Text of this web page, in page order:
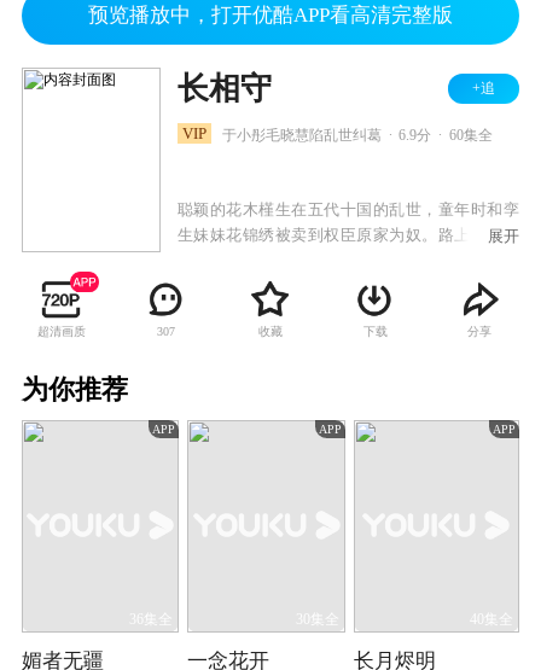
预览播放中，打开优酷APP看高清完整版
长相守 +追
VIP 于小彤毛晓慧陷乱世纠葛 6.9分 60集全
聪颖的花木槿生在五代十国的乱世，童年时和孪
生妹妹花锦绣被卖到权臣原家为奴。路上与同行
兰，发誓相互照应。为了在危机四伏的原家生存
下去，助小五义兄妹出人头地，花木槿甘愿做苦
役，用父亲传授的《商训》和智巧之术帮助兄弟
彩的一笔，视若兄长的宋明磊、纯情的原非珏、
展开
超清画质 307 收藏 下载 分享
为你推荐
APP
36集全
媚者无疆
APP
30集全
一念花开
APP
40集全
长月烬明